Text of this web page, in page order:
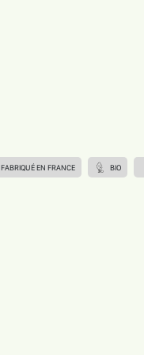
FABRIQUÉ EN FRANCE BIO